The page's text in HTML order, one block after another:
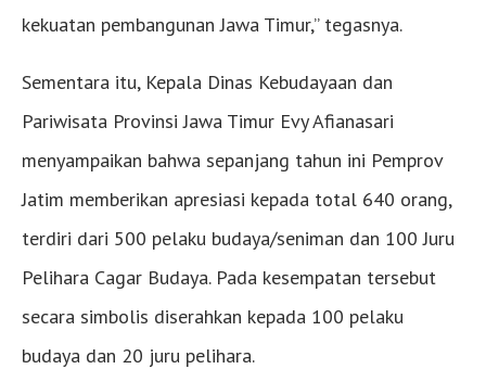
kekuatan pembangunan Jawa Timur,” tegasnya.
Sementara itu, Kepala Dinas Kebudayaan dan
Pariwisata Provinsi Jawa Timur Evy Afianasari
menyampaikan bahwa sepanjang tahun ini Pemprov
Jatim memberikan apresiasi kepada total 640 orang,
terdiri dari 500 pelaku budaya/seniman dan 100 Juru
Pelihara Cagar Budaya. Pada kesempatan tersebut
secara simbolis diserahkan kepada 100 pelaku
budaya dan 20 juru pelihara.